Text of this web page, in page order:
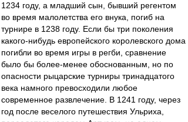
1234 году, а младший сын, бывший регентом
во время малолетства его внука, погиб на
турнире в 1238 году. Если бы три поколения
какого-нибудь европейского королевского дома
погибли во время игры в регби, сравнение
было бы более-менее обоснованным, но по
опасности рыцарские турниры тринадцатого
века намного превосходили любое
современное развлечение. В 1241 году, через
год после веселого путешествия Ульриха,